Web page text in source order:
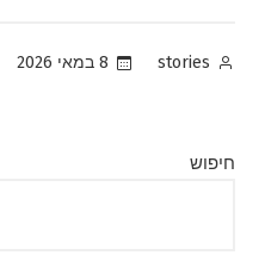
Posted
stories 8 במאי 2026
חיפוש